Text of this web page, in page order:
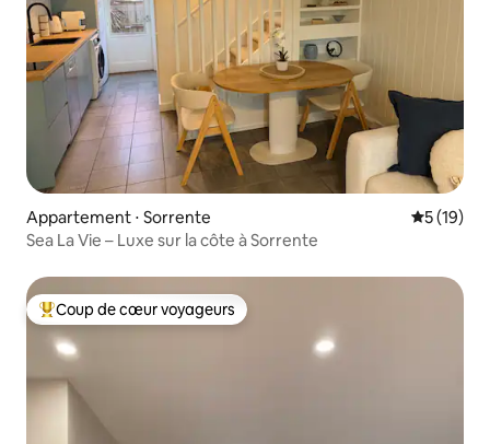
Appartement ⋅ Sorrente
5 (19)
Sea La Vie – Luxe sur la côte à Sorrente
Coups de cœur voyageurs les plus appréciés
Coup de cœur voyageurs